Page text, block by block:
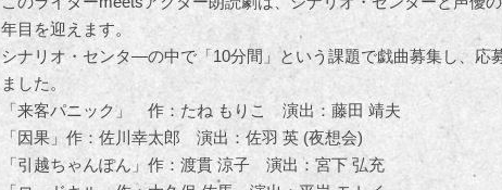
年目を迎えます。
シナリオ・センタ―の中で「10分間」という課題で戯曲募集し、応
ました。
「来客パニック」 作：たね もりこ 演出：藤田 靖夫
「因果」作：佐川幸太郎 演出：佐羽 英 (夜想会)
「引越ちゃんぽん」作：渡貫 涼子 演出：宮下 弘充